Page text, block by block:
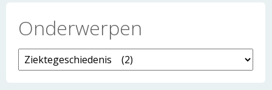
Onderwerpen